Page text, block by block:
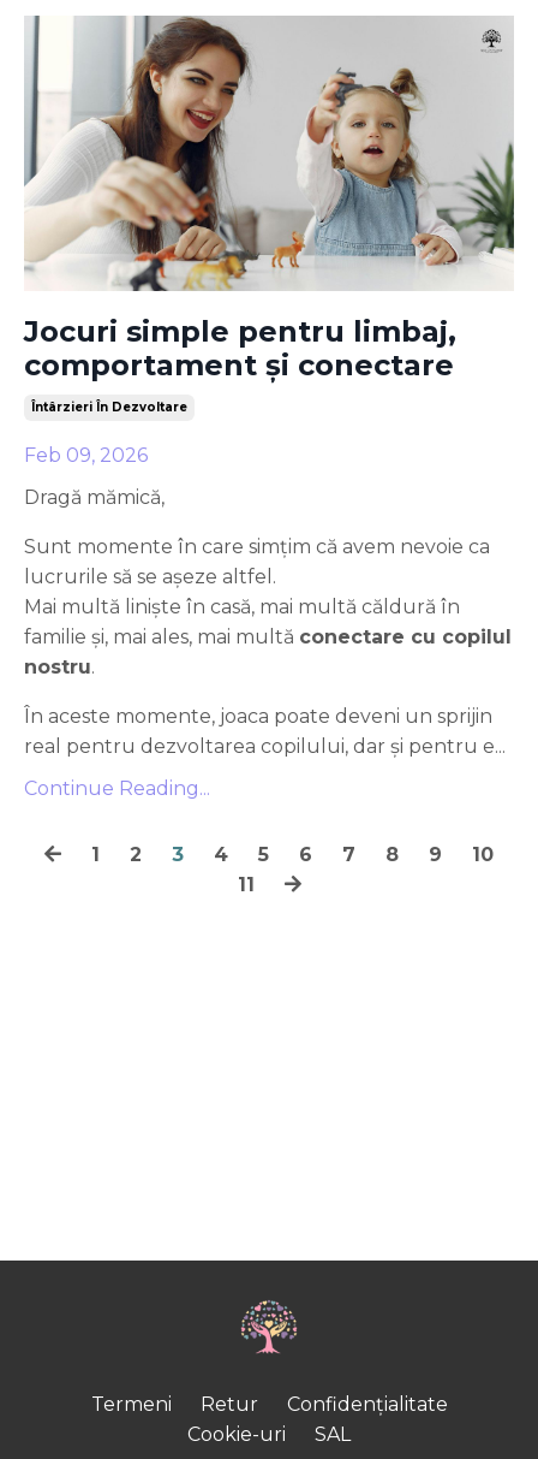
Jocuri simple pentru limbaj,
comportament și conectare
Întârzieri În Dezvoltare
Feb 09, 2026
Dragă mămică,
Sunt momente în care simțim că avem nevoie ca
lucrurile să se așeze altfel.
Mai multă liniște în casă, mai multă căldură în
familie și, mai ales, mai multă conectare cu copilul
nostru.
În aceste momente, joaca poate deveni un sprijin
real pentru dezvoltarea copilului, dar și pentru e...
Continue Reading...
1 2 3 4 5 6 7 8 9
10
11
Termeni Retur
Confidențialitate
Cookie-uri
SAL